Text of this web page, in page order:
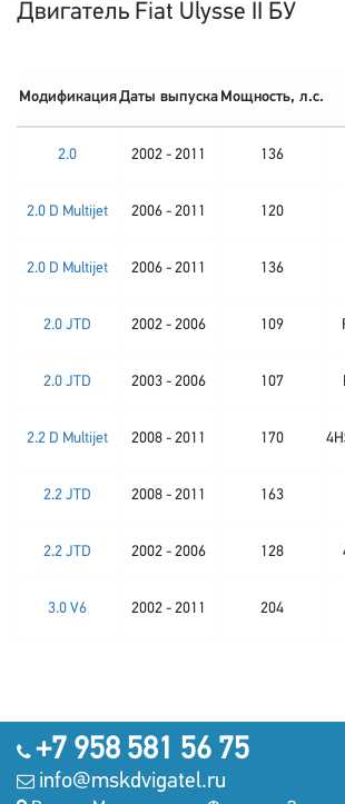
Двигатель Fiat Ulysse II БУ
МодификацияДаты выпуска Мощность, л.с.
2.0 2002 - 2011 136
2.0 D Multijet 2006 - 2011 120
2.0 D Multijet 2006 - 2011 136
2.0 JTD 2002 - 2006 109
2.0 JTD 2003 - 2006 107
2.2 D Multijet 2008 - 2011 170
2.2 JTD 2008 - 2011 163
2.2 JTD 2002 - 2006 128
3.0 V6 2002 - 2011 204
+7 958 581 56 75
info@mskdvigatel.ru